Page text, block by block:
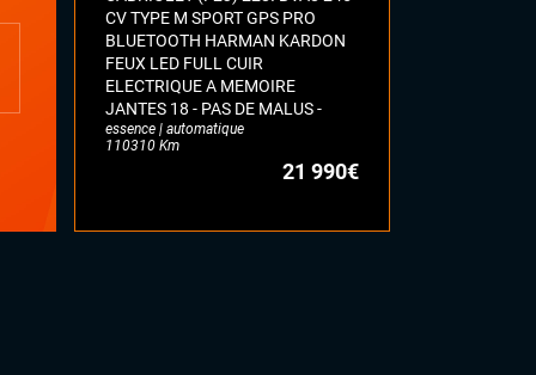
CV TYPE M SPORT GPS PRO
BLUETOOTH HARMAN KARDON
FEUX LED FULL CUIR
ELECTRIQUE A MEMOIRE
JANTES 18 - PAS DE MALUS -
essence | automatique
110310 Km
21 990€